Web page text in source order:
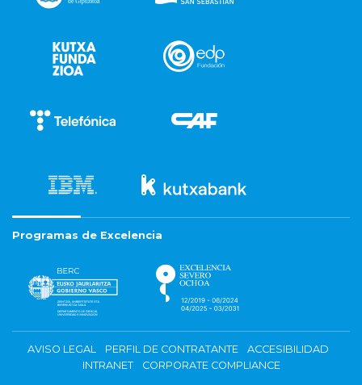
Programas de Excelencia
AVISO LEGAL PERFIL DE CONTRATANTE
ACCESIBILIDAD
INTRANET
CORPORATE COMPLIANCE